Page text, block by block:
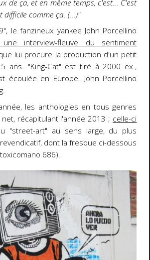
de ça, et en même temps, c'est... C'est
comme ça. (...)"
le fanzineux yankee John Porcellino
interview-fleuve du sentiment
lui procure la production d'un petit
ans. "King-Cat" est tiré à 2000 ex.,
écoulée en Europe. John Porcellino
.
les anthologies en tous genres
récapitulant l'année 2013 ; celle-ci
"street-art" au sens large, du plus
dont la fresque ci-dessous
686).